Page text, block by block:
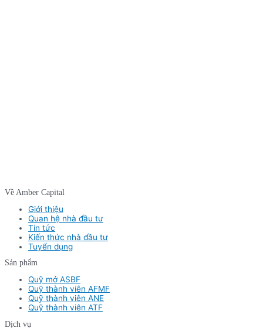
Về Amber Capital
Giới thiệu
Quan hệ nhà đầu tư
Tin tức
Kiến thức nhà đầu tư
Tuyển dụng
Sản phẩm
Quỹ mở ASBF
Quỹ thành viên AFMF
Quỹ thành viên ANE
Quỹ thành viên ATF
Dịch vụ